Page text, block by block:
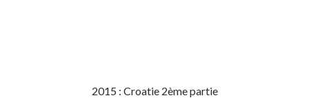
2015 : Croatie 2ème partie